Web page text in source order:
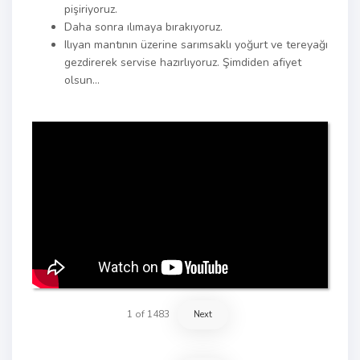
pişiriyoruz.
Daha sonra ılımaya bırakıyoruz.
Ilıyan mantının üzerine sarımsaklı yoğurt ve tereyağı
gezdirerek servise hazırlıyoruz. Şimdiden afiyet
olsun…
1 of 1483 Next